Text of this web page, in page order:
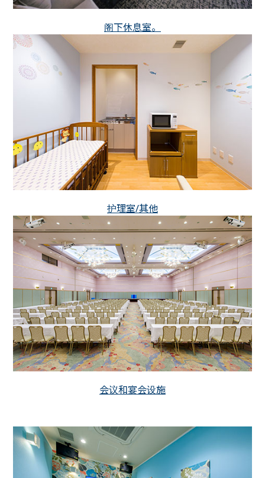
阁下休息室。
护理室/其他
会议和宴会设施